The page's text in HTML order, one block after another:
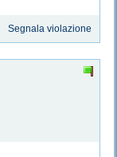
Segnala violazione